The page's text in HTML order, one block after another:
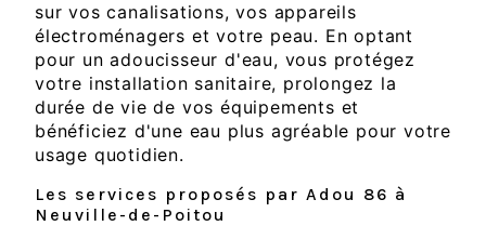
sur vos canalisations, vos appareils
électroménagers et votre peau. En optant
pour un adoucisseur d'eau, vous protégez
votre installation sanitaire, prolongez la
durée de vie de vos équipements et
bénéficiez d'une eau plus agréable pour votre
usage quotidien.
Les services proposés par Adou 86 à
Neuville-de-Poitou